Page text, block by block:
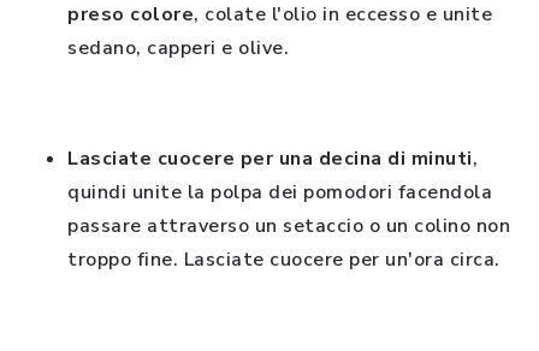
preso colore, colate l'olio in eccesso e unite
sedano, capperi e olive.
Lasciate cuocere per una decina di minuti,
quindi unite la polpa dei pomodori facendola
passare attraverso un setaccio o un colino non
troppo fine. Lasciate cuocere per un'ora circa.